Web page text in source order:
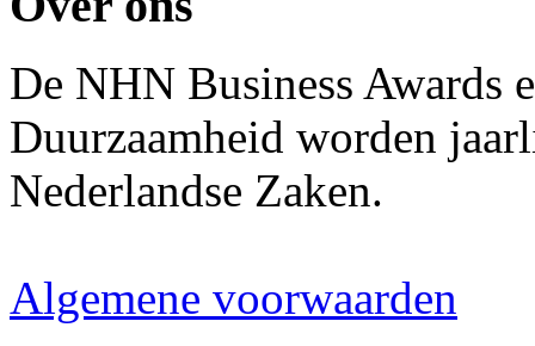
De NHN Business Awards
Duurzaamheid worden
Nederlandse Zaken.
Algemene voorwaarden